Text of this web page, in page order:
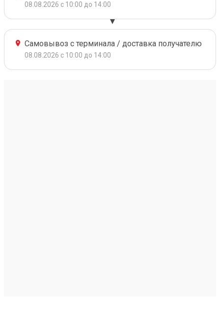
08.08.2026 с 10:00 до 14:00
Самовывоз с терминала / доставка получателю
08.08.2026 с 10:00 до 14:00